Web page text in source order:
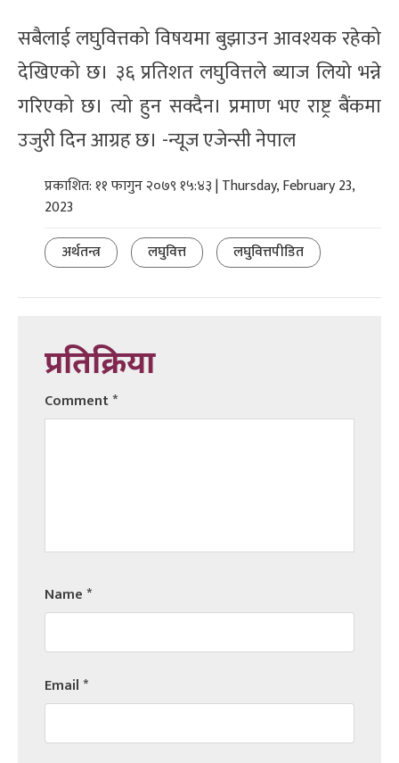
सबैलाई लघुवित्तको विषयमा बुझाउन आवश्यक रहेको
देखिएको छ। ३६ प्रतिशत लघुवित्तले ब्याज लियो भन्ने
गरिएको छ। त्यो हुन सक्दैन। प्रमाण भए राष्ट्र बैंकमा
उजुरी दिन आग्रह छ। -न्यूज एजेन्सी नेपाल
प्रकाशित: ११ फागुन २०७९ १५:४३ | Thursday, February 23,
2023
अर्थतन्त्र
लघुवित्त लघुवित्तपीडित
प्रतिक्रिया
Comment*
Name*
Email*